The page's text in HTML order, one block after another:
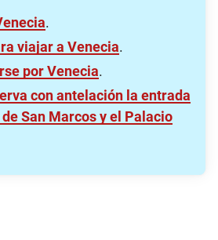
.
viajar a Venecia.
por Venecia.
con antelación la entrada
San Marcos y el Palacio